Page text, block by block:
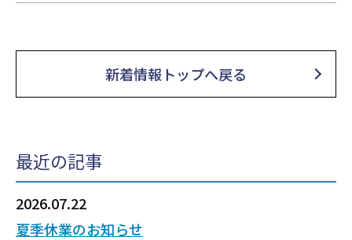
新着情報トップへ戻る
最近の記事
2026.07.22
夏季休業のお知らせ